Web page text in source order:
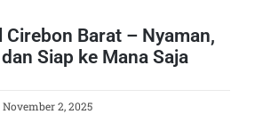
Cirebon Barat – Nyaman,
Siap ke Mana Saja
November 2, 2025